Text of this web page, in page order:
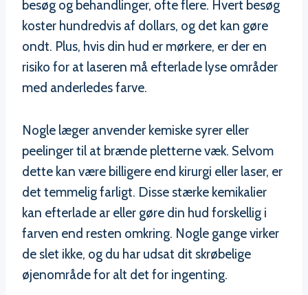
besøg og behandlinger, ofte flere. Hvert besøg
koster hundredvis af dollars, og det kan gøre
ondt. Plus, hvis din hud er mørkere, er der en
risiko for at laseren må efterlade lyse områder
med anderledes farve.
Nogle læger anvender kemiske syrer eller
peelinger til at brænde pletterne væk. Selvom
dette kan være billigere end kirurgi eller laser, er
det temmelig farligt. Disse stærke kemikalier
kan efterlade ar eller gøre din hud forskellig i
farven end resten omkring. Nogle gange virker
de slet ikke, og du har udsat dit skrøbelige
øjenområde for alt det for ingenting.